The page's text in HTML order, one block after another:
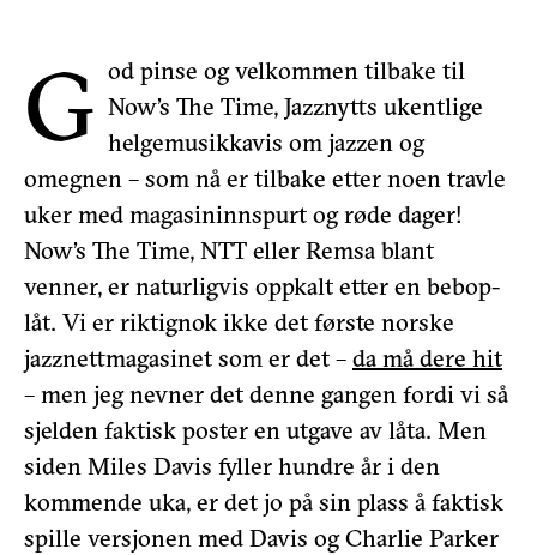
G od pinse og velkommen tilbake til
Now’s The Time, Jazznytts ukentlige
helgemusikkavis om jazzen og
omegnen – som nå er tilbake etter noen travle
uker med magasininnspurt og røde dager!
Now’s The Time, NTT eller Remsa blant
venner, er naturligvis oppkalt etter en bebop-
låt. Vi er riktignok ikke det første norske
jazznettmagasinet som er det – da må dere hit
– men jeg nevner det denne gangen fordi vi så
sjelden faktisk poster en utgave av låta. Men
siden Miles Davis fyller hundre år i den
kommende uka, er det jo på sin plass å faktisk
spille versjonen med Davis og Charlie Parker